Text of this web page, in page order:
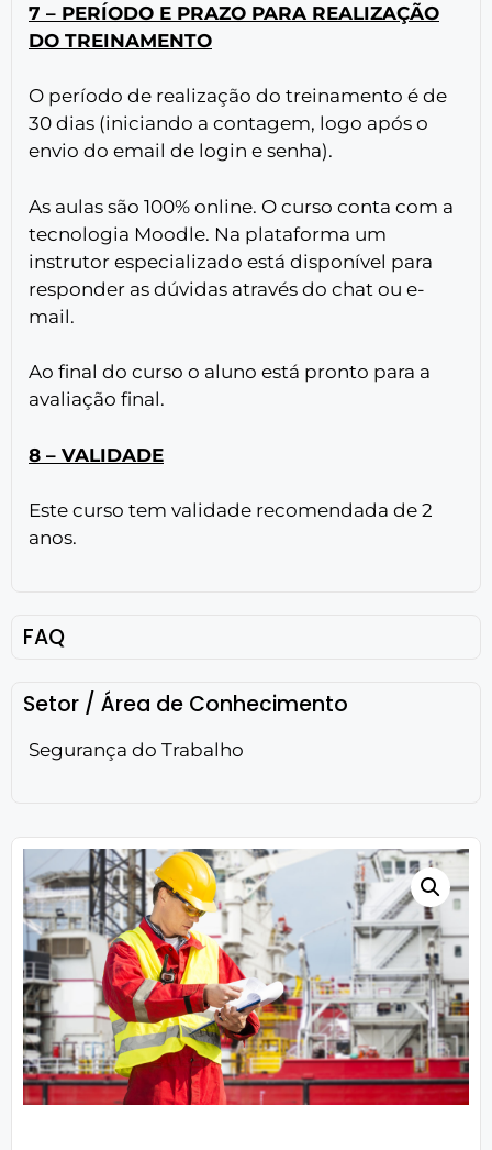
7 – PERÍODO E PRAZO PARA REALIZAÇÃO
DO TREINAMENTO
O período de realização do treinamento é de
30 dias (iniciando a contagem, logo após o
envio do email de login e senha).
As aulas são 100% online. O curso conta com a
tecnologia Moodle. Na plataforma um
instrutor especializado está disponível para
responder as dúvidas através do chat ou e-
mail.
Ao final do curso o aluno está pronto para a
avaliação final.
8 – VALIDADE
Este curso tem validade recomendada de 2
anos.
FAQ
Setor / Área de Conhecimento
Segurança do Trabalho